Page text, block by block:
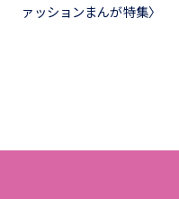
ァッションまんが特集〉